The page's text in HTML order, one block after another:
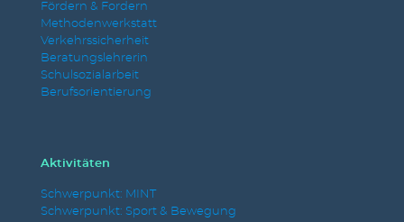
Fördern & Fordern
Methodenwerkstatt
Verkehrssicherheit
Beratungslehrerin
Schulsozialarbeit
Berufsorientierung
Aktivitäten
Schwerpunkt: MINT
Schwerpunkt: Sport & Bewegung